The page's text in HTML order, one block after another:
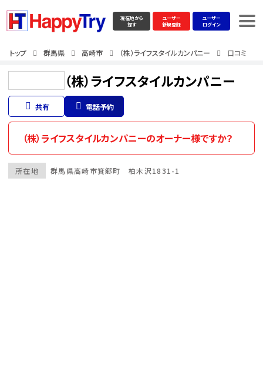
現在地から
探す
ユーザー
新規登録
ユーザー
ログイン
トップ 群馬県 高崎市 （株）ライフスタイルカンパニー 口コミ
（株）ライフスタイルカンパニー
共有 電話予約
（株）ライフスタイルカンパニーのオーナー様ですか？
所在地 群馬県高崎市箕郷町 柏木沢1831-1